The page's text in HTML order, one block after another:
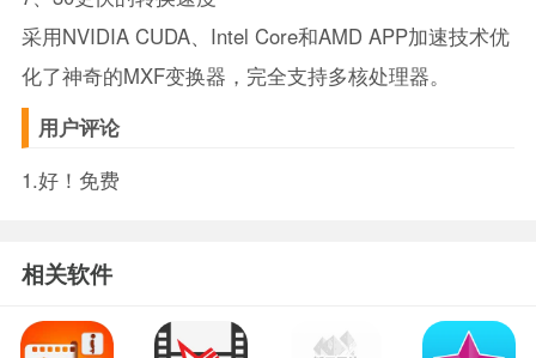
采用NVIDIA CUDA、Intel Core和AMD APP加速技术优
化了神奇的MXF变换器，完全支持多核处理器。
用户评论
1.好！免费
相关软件